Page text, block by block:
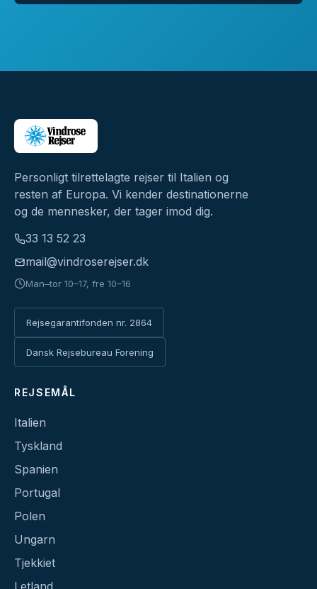
Personligt tilrettelagte rejser til Italien og
resten af Europa. Vi kender destinationerne
og de mennesker, der tager imod dig.
33 13 52 23
mail@vindroserejser.dk
Man–tor 10–17, fre 10–16
Rejsegarantifonden nr. 2864
Dansk Rejsebureau Forening
REJSEMÅL
Italien
Tyskland
Spanien
Portugal
Polen
Ungarn
Tjekkiet